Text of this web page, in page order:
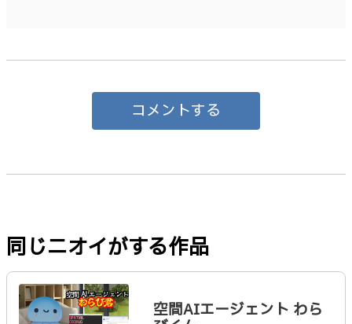
コメントする
同じニオイがする作品
空間AIエージェント わら